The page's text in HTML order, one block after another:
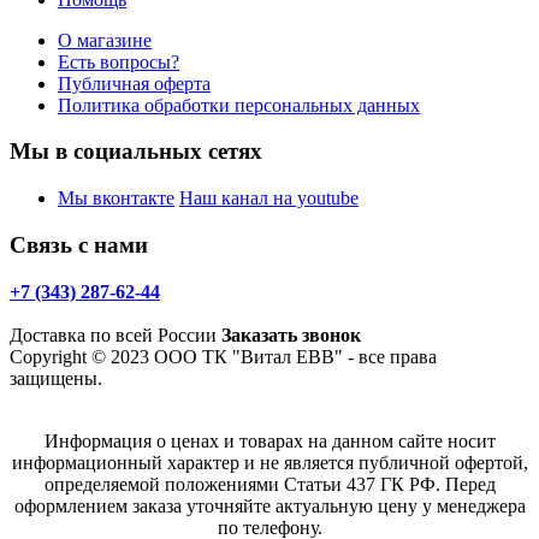
О магазине
Есть вопросы?
Публичная оферта
Политика обработки персональных данных
Мы в социальных сетях
Мы вконтакте Наш канал на youtube
Связь с нами
+7 (343) 287-62-44
Доставка по всей России Заказать звонок
Copyright © 2023 ООО ТК "Витал ЕВВ" - все права
защищены.
Информация о ценах и товарах на данном сайте носит
информационный характер и не является публичной офертой,
определяемой положениями Статьи 437 ГК РФ. Перед
оформлением заказа уточняйте актуальную цену у менеджера
по телефону.